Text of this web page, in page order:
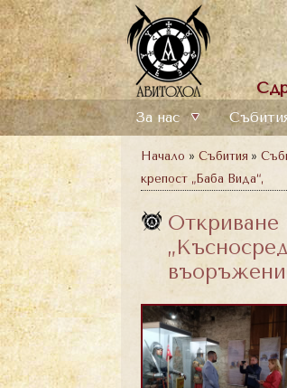
За нас
Начало » Събития »
крепост „Баба Вида“,
Откриване